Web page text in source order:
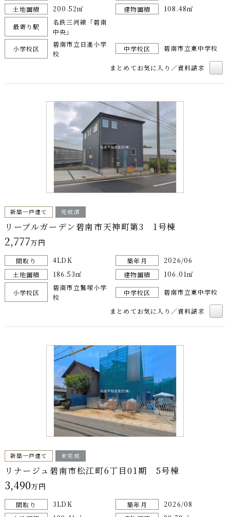
土地面積
200.52㎡ 建物面積 108.48㎡
最寄り駅
名鉄三河線「碧南
中央」
小学校区
碧南市立日進小学
校
中学校区 碧南市立東中学校
まとめてお気に入り／資料請求
新築一戸建て 完成済
リーブルガーデン碧南市天神町第3 1号棟
2,777万円
間取り 4LDK 築年月
2026/06
土地面積
186.53㎡ 建物面積 106.01㎡
小学校区
碧南市立鷲塚小学
校
中学校区 碧南市立東中学校
まとめてお気に入り／資料請求
新築一戸建て 未完成
リナージュ碧南市松江町6丁目01期 5号棟
3,490万円
間取り 3LDK 築年月
2026/08